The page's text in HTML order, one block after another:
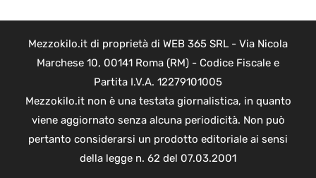
Mezzokilo.it di proprietà di WEB 365 SRL - Via Nicola
Marchese 10, 00141 Roma (RM) - Codice Fiscale e
Partita I.V.A. 12279101005
Mezzokilo.it non è una testata giornalistica, in quanto
viene aggiornato senza alcuna periodicità. Non può
pertanto considerarsi un prodotto editoriale ai sensi
della legge n. 62 del 07.03.2001